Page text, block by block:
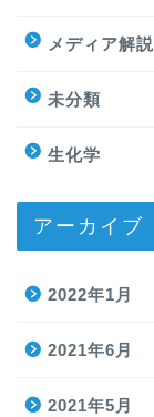
メディア解説
未分類
生化学
アーカイブ
2022年1月
2021年6月
2021年5月